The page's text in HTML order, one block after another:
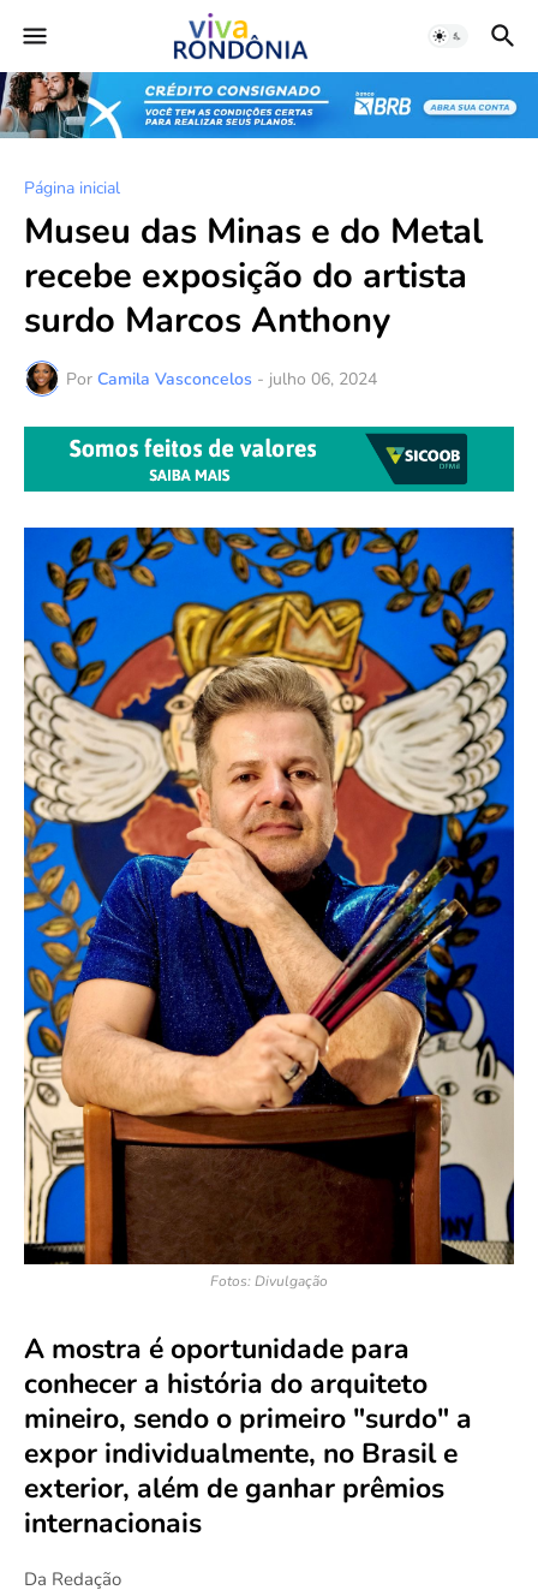
Página inicial
Museu das Minas e do Metal
recebe exposição do artista
surdo Marcos Anthony
Por Camila Vasconcelos - julho 06, 2024
Fotos: Divulgação
A mostra é oportunidade para
conhecer a história do arquiteto
mineiro, sendo o primeiro "surdo" a
expor individualmente, no Brasil e
exterior, além de ganhar prêmios
internacionais
Da Redação